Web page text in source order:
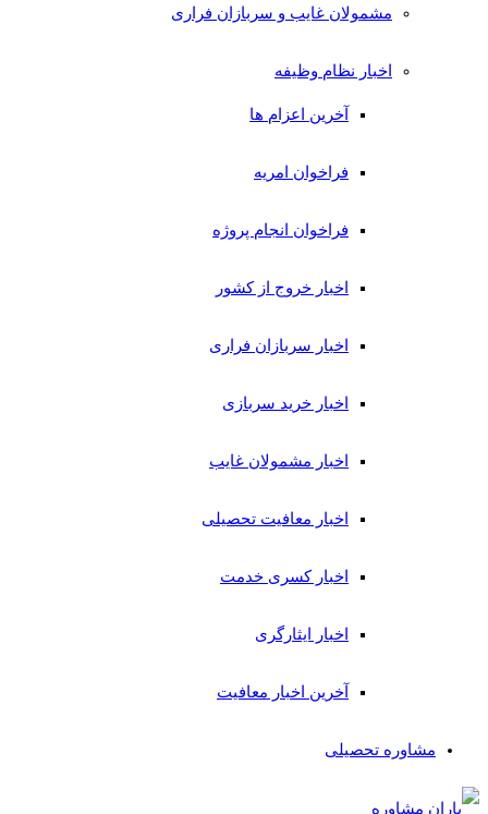
مشمولان غایب و سربازان فراری
اخبار نظام وظیفه
آخرین اعزام ها
فراخوان امریه
فراخوان انجام پروژه
اخبار خروج از کشور
اخبار سربازان فراری
اخبار خرید سربازی
اخبار مشمولان غایب
اخبار معافیت تحصیلی
اخبار کسری خدمت
اخبار ایثارگری
آخرین اخبار معافیت
مشاوره تحصیلی